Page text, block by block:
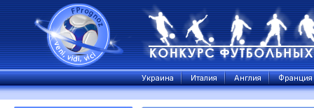
Украина Италия Англия Франция